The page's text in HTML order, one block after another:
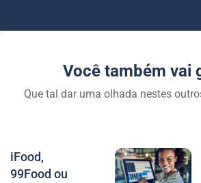
Você também vai
Que tal dar uma olhada nestes
iFood,
99Food ou